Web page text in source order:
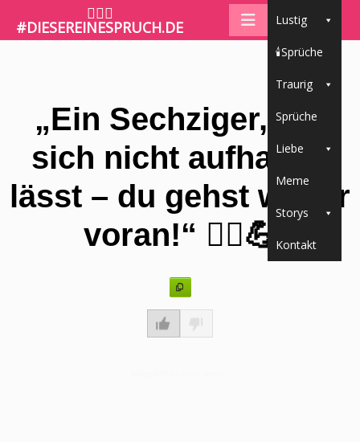
🤷🏼‍♀️
#DIESEREINESPRUCH.DE Lustig
🕯Sprüche
Traurig
Sprüche
Liebe
Meme
Storys
Kontakt
„Ein Sechziger, der
sich nicht aufhalten
lässt – du gehst weiter
voran!“ 🚶‍♂️💪